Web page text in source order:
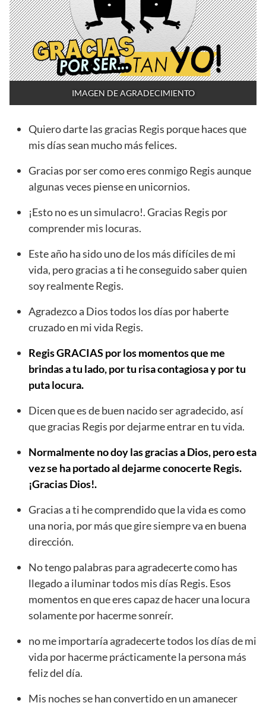
IMAGEN DE AGRADECIMIENTO
Quiero darte las gracias Regis porque haces que
mis días sean mucho más felices.
Gracias por ser como eres conmigo Regis aunque
algunas veces piense en unicornios.
¡Esto no es un simulacro!. Gracias Regis por
comprender mis locuras.
Este año ha sido uno de los más difíciles de mi
vida, pero gracias a ti he conseguido saber quien
soy realmente Regis.
Agradezco a Dios todos los días por haberte
cruzado en mi vida Regis.
Regis GRACIAS por los momentos que me
brindas a tu lado, por tu risa contagiosa y por tu
puta locura.
Dicen que es de buen nacido ser agradecido, así
que gracias Regis por dejarme entrar en tu vida.
Normalmente no doy las gracias a Dios, pero esta
vez se ha portado al dejarme conocerte Regis.
¡Gracias Dios!.
Gracias a ti he comprendido que la vida es como
una noria, por más que gire siempre va en buena
dirección.
No tengo palabras para agradecerte como has
llegado a iluminar todos mis días Regis. Esos
momentos en que eres capaz de hacer una locura
solamente por hacerme sonreír.
no me importaría agradecerte todos los días de mi
vida por hacerme prácticamente la persona más
feliz del día.
Mis noches se han convertido en un amanecer